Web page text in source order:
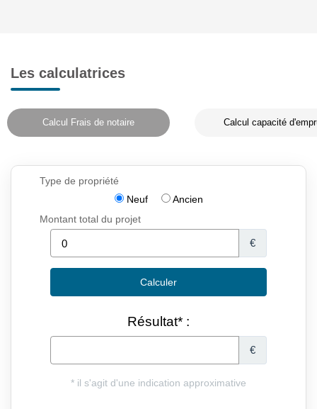
Les calculatrices
Calcul Frais de notaire Calcul capacité